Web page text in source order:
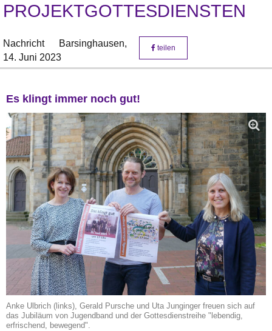
PROJEKTGOTTESDIENSTEN
Nachricht
Barsinghausen,
14. Juni 2023
teilen
Es klingt immer noch gut!
Anke Ulbrich (links), Gerald Pursche und Uta Junginger freuen sich auf
das Jubiläum von Jugendband und der Gottesdienstreihe "lebendig,
erfrischend, bewegend".